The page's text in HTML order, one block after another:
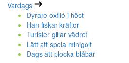
Vardags
Dyrare oxfilé i höst
Han fiskar kräftor
Turister gillar vädret
Lätt att spela minigolf
Dags att plocka blåbär